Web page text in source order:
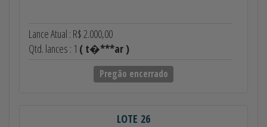
Lance Atual : R$ 2.000,00
Qtd. lances : 1 ( t�***ar )
Pregão encerrado
LOTE 26